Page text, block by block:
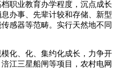
职业教育办学程度，沉点成长
办事、先辈计较和存储、新型
感器等范畴。实行天然地不同
、化、集约化成长，力争开
江三星船闸等项目，农村电网